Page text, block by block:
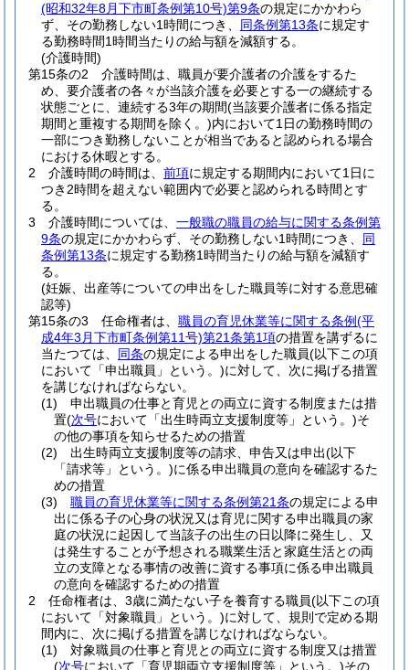
(昭和32年8月下市町条例第10号)第9条の規定にかかわら
ず、その勤務しない1時間につき、 同条例第13条に規定す
る勤務時間1時間当たりの給与額を減額する。
(介護時間)
第15条の2
介護時間は、職員が要介護者の介護をするた
め、要介護者の各々が当該介護を必要とする一の継続する
状態ごとに、連続する3年の期間(当該要介護者に係る指定
期間と重複する期間を除く。)内において1日の勤務時間の
一部につき勤務しないことが相当であると認められる場合
における休暇とする。
2
介護時間の時間は、 前項に規定する期間内において1日に
つき2時間を超えない範囲内で必要と認められる時間とす
る。
3
介護時間については、 一般職の職員の給与に関する条例第
9条の規定にかかわらず、その勤務しない1時間につき、 同
条例第13条に規定する勤務1時間当たりの給与額を減額す
る。
(妊娠、出産等についての申出をした職員等に対する意思確
認等)
第15条の3
任命権者は、 職員の育児休業等に関する条例(平
成4年3月下市町条例第11号)第21条第1項の措置を講ずるに
当たつては、 同条の規定による申出をした職員(以下この項
において「申出職員」という。)に対して、次に掲げる措置
を講じなければならない。
(1)
申出職員の仕事と育児との両立に資する制度または措
置(次号において「出生時両立支援制度等」という。)そ
の他の事項を知らせるための措置
(2)
出生時両立支援制度等の請求、申告又は申出(以下
「請求等」という。)に係る申出職員の意向を確認するた
めの措置
(3)
職員の育児休業等に関する条例第21条の規定による申
出に係る子の心身の状況又は育児に関する申出職員の家
庭の状況に起因して当該子の出生の日以降に発生し、又
は発生することが予想される職業生活と家庭生活との両
立の支障となる事情の改善に資する事項に係る申出職員
の意向を確認するための措置
2
任命権者は、3歳に満たない子を養育する職員(以下この項
において「対象職員」という。)に対して、規則で定める期
間内に、次に掲げる措置を講じなければならない。
(1)
対象職員の仕事と育児との両立に資する制度又は措置
(次号において「育児期両立支援制度等」という。)その